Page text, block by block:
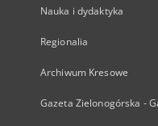
Nauka i dydaktyka
Regionalia
Archiwum Kresowe
Gazeta Zielonogórska -